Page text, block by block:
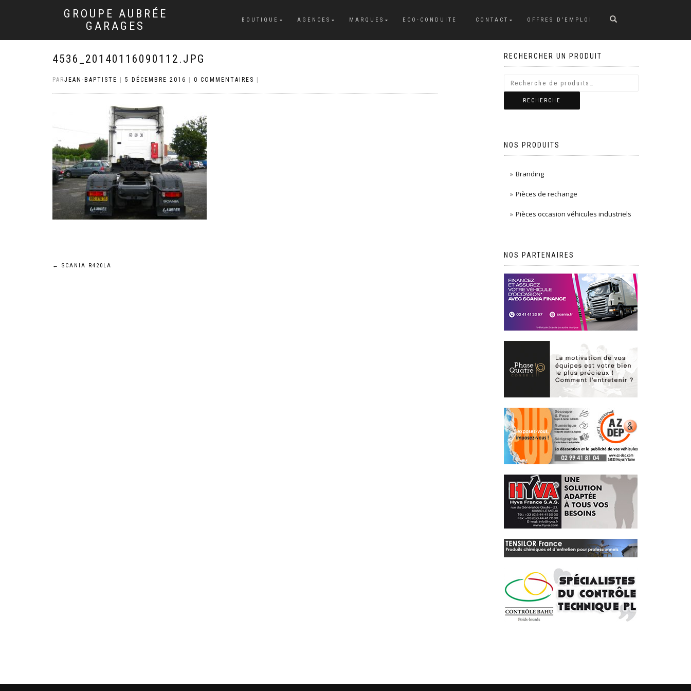
GROUPE AUBRÉE
GARAGES
BOUTIQUE AGENCES MARQUES ECO-CONDUITE CONTACT OFFRES D’EMPLOI
4536_20140116090112.JPG
PARJEAN-BAPTISTE 5 DÉCEMBRE 2016 0 COMMENTAIRES
Navigation
← SCANIA R420LA
RECHERCHER UN PRODUIT
RECHERCHE
NOS PRODUITS
Branding
Pièces de rechange
Pièces occasion véhicules industriels
NOS PARTENAIRES